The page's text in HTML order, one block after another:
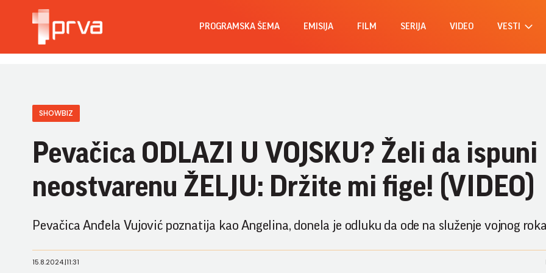
PROGRAMSKA ŠEMA EMISIJA FILM SERIJA VIDEO VESTI
SHOWBIZ
Pevačica ODLAZI U VOJSKU? Želi da ispuni
neostvarenu ŽELJU: Držite mi fige! (VIDEO)
Pevačica Anđela Vujović poznatija kao Angelina, donela je odluku da ode na služenje vojnog
15.8.2024.|11:31